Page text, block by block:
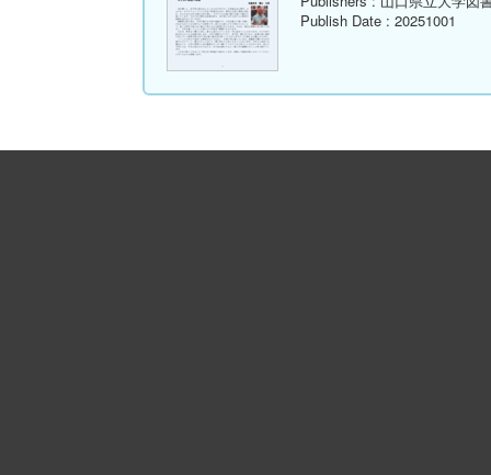
Publish Date : 20251001